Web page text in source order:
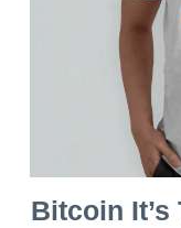
Bitcoin